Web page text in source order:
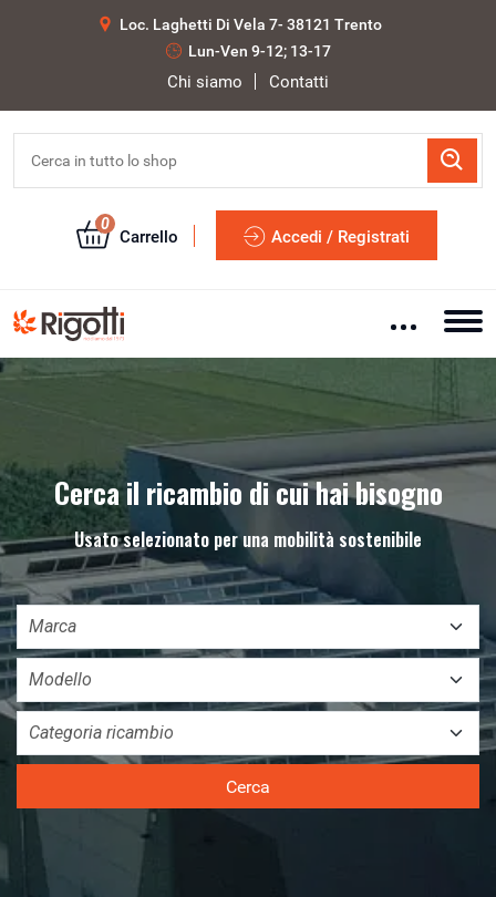
Loc. Laghetti Di Vela 7- 38121 Trento
Lun-Ven 9-12; 13-17
Chi siamo Contatti
0
Carrello Accedi / Registrati
Cerca il ricambio di cui hai bisogno
Usato selezionato per una mobilità sostenibile
Cerca